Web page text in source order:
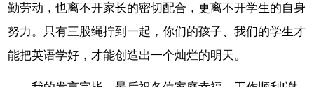
勤劳动，也离不开家长的密切配合，更离不开学生的自身
努力。只有三股绳拧到一起，你们的孩子、我们的学生才
能把英语学好，才能创造出一个灿烂的明天。